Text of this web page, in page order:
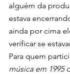
alguém da
estava
ainda por cima
verificar se
Para quem
música em 1995